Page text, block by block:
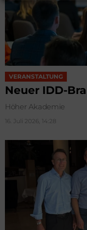
VERANSTALTUNG
Neuer IDD-
Höher Akademie
16. Juli 2026, 14:28